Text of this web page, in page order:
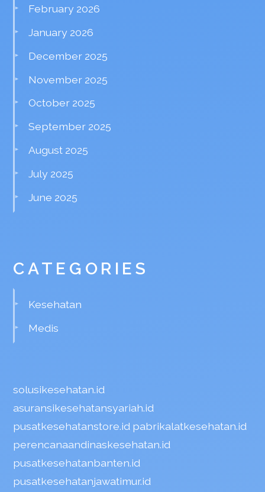
February 2026
January 2026
December 2025
November 2025
October 2025
September 2025
August 2025
July 2025
June 2025
CATEGORIES
Kesehatan
Medis
solusikesehatan.id
asuransikesehatansyariah.id
pusatkesehatanstore.id pabrikalatkesehatan.id
perencanaandinaskesehatan.id
pusatkesehatanbanten.id
pusatkesehatanjawatimur.id